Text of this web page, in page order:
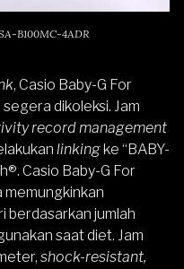
B100MC-4ADR
, Casio Baby-G For
segera dikoleksi. Jam
record management
linkingke “BABY-
Casio Baby-G For
berdasarkan jumlah
saat diet. Jam
shock-resistant,